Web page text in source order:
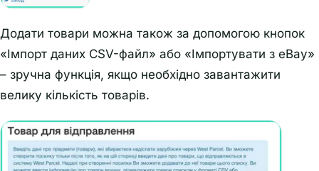
Додати товари можна також за допомогою кнопок
«Імпорт даних CSV-файл» або «Імпортувати з eBay»
– зручна функція, якщо необхідно завантажити
велику кількість товарів.